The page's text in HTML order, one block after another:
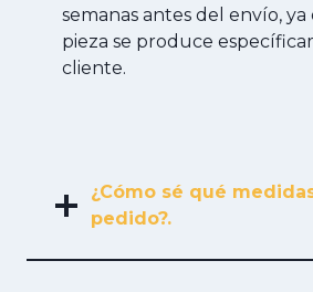
semanas antes del envío, ya
pieza se produce
cliente.
¿Cómo sé qué
pedido?.